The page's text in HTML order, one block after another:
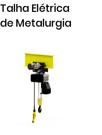
Talha Elétrica
de Metalurgia